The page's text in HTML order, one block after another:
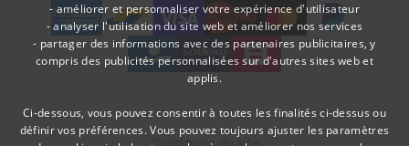
American Express
bancontact
visa
Edenred
mc
paypal
kbc
Sodexo Cultuurcheques
belfius
- améliorer et personnaliser votre expérience d'utilisateur
- analyser l'utilisation du site web et améliorer nos services
- partager des informations avec des partenaires publicitaires, y
compris des publicités personnalisées sur d'autres sites web et
applis.
Ci-dessous, vous pouvez consentir à toutes les finalités ci-dessus ou
définir vos préférences. Vous pouvez toujours ajuster les paramètres